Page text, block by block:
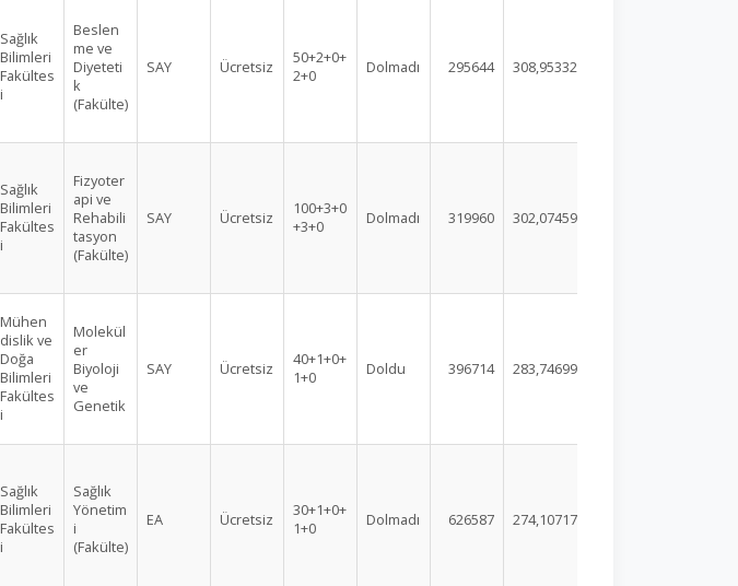
Sağlık
Bilimleri
Fakültes
i
Beslen
me ve
Diyeteti
k
(Fakülte)
SAY Ücretsiz
50+2+0+
2+0
Dolmadı 295644 308,95332
Sağlık
Bilimleri
Fakültes
i
Fizyoter
api ve
Rehabili
tasyon
(Fakülte)
SAY Ücretsiz
100+3+0
+3+0
Dolmadı 319960 302,07459
Mühen
dislik ve
Doğa
Bilimleri
Fakültes
i
Molekül
er
Biyoloji
ve
Genetik
SAY Ücretsiz
40+1+0+
1+0
Doldu 396714 283,74699
Sağlık
Bilimleri
Fakültes
i
Sağlık
Yönetim
i
(Fakülte)
EA Ücretsiz
30+1+0+
1+0
Dolmadı 626587 274,10717